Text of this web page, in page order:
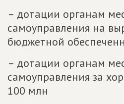
– дотации органам
самоуправления на
бюджетной
– дотации органам
самоуправления за
100 млн